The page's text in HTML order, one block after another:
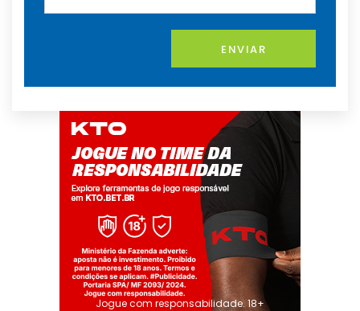
ENVIAR
Jogue com responsabilidade. 18+